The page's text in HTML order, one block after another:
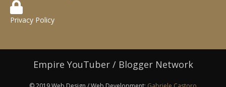
Privacy Policy
Empire YouTuber / Blogger Network